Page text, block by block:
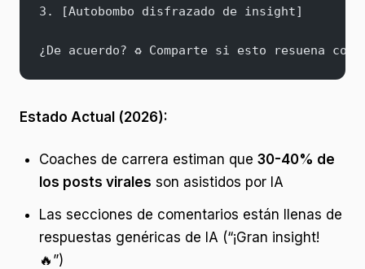
3. [Autobombo disfrazado de insight]
¿De acuerdo? ♻️ Comparte si esto resuena
Estado Actual (2026):
Coaches de carrera estiman que 30-40% de
los posts virales son asistidos por IA
Las secciones de comentarios están llenas de
respuestas genéricas de IA (“¡Gran insight!
🔥”)